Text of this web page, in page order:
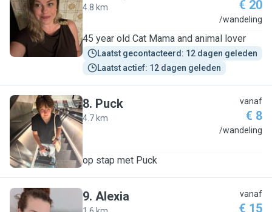
C
4.8 km € 20
/wandeling
45 year old Cat Mama and animal lover
Laatst gecontacteerd: 12 dagen geleden
Laatst actief: 12 dagen geleden
P
8. Puck
4.7 km
vanaf
€ 8
/wandeling
op stap met Puck
9. Alexia vanaf
€ 15